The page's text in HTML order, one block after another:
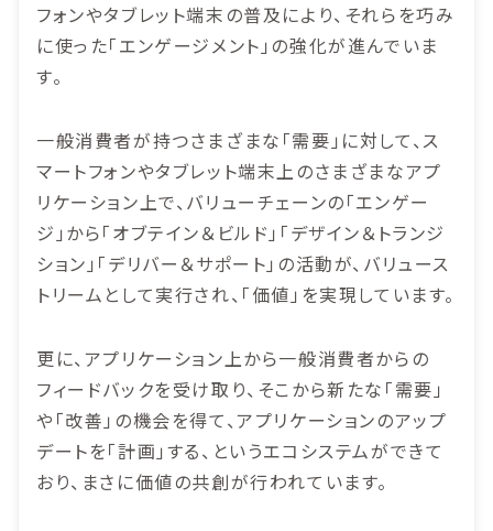
フォンやタブレット端末の普及により、それらを巧み
に使った「エンゲージメント」の強化が進んでいま
す。
一般消費者が持つさまざまな「需要」に対して、ス
マートフォンやタブレット端末上のさまざまなアプ
リケーション上で、バリューチェーンの「エンゲー
ジ」から「オブテイン＆ビルド」「デザイン＆トランジ
ション」「デリバー＆サポート」の活動が、バリュース
トリームとして実行され、「価値」を実現しています。
更に、アプリケーション上から一般消費者からの
フィードバックを受け取り、そこから新たな「需要」
や「改善」の機会を得て、アプリケーションのアップ
デートを「計画」する、というエコシステムができて
おり、まさに価値の共創が行われています。